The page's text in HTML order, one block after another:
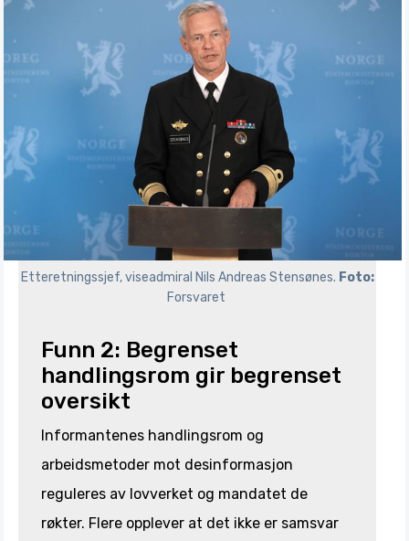
Etteretningssjef, viseadmiral Nils Andreas Stensønes. Foto:
Forsvaret
Funn 2: Begrenset
handlingsrom gir begrenset
oversikt
Informantenes handlingsrom og
arbeidsmetoder mot desinformasjon
reguleres av lovverket og mandatet de
røkter. Flere opplever at det ikke er samsvar